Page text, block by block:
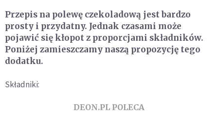
Przepis na polewę czekoladową jest bardzo
prosty i przydatny. Jednak czasami może
pojawić się kłopot z proporcjami składników.
Poniżej zamieszczamy naszą propozycję tego
dodatku.
Składniki:
DEON.PL POLECA